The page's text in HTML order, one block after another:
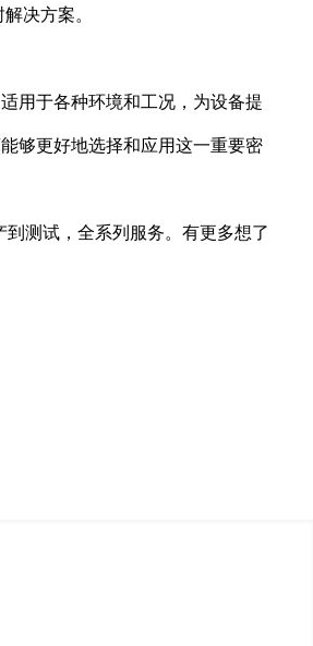
决方案。
用于各种环境和工况，为设备提
够更好地选择和应用这一重要密
测试，全系列服务。有更多想了